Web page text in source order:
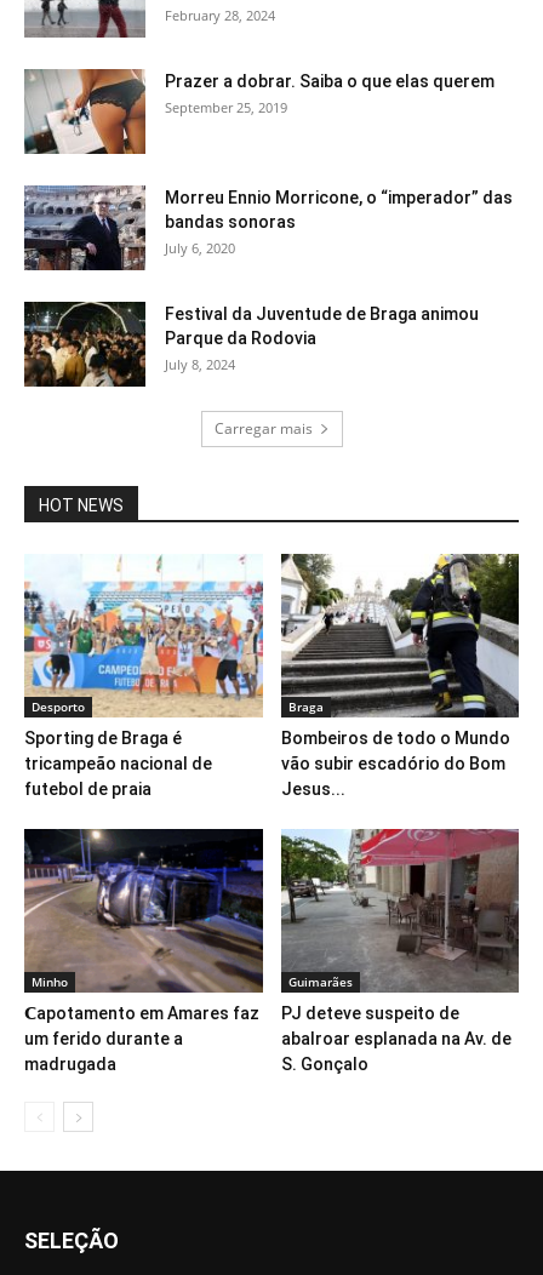
February 28, 2024
Prazer a dobrar. Saiba o que elas querem
September 25, 2019
Morreu Ennio Morricone, o “imperador” das
bandas sonoras
July 6, 2020
Festival da Juventude de Braga animou
Parque da Rodovia
July 8, 2024
Carregar mais
HOT NEWS
Desporto
Sporting de Braga é
tricampeão nacional de
futebol de praia
Braga
Bombeiros de todo o Mundo
vão subir escadório do Bom
Jesus...
Minho
𝗖apotamento em Amares faz
um ferido durante a
madrugada
Guimarães
PJ deteve suspeito de
abalroar esplanada na Av. de
S. Gonçalo
SELEÇÃO